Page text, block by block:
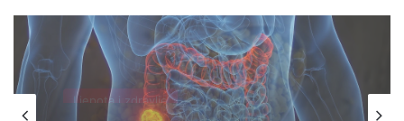
Ljepota i zdravlje